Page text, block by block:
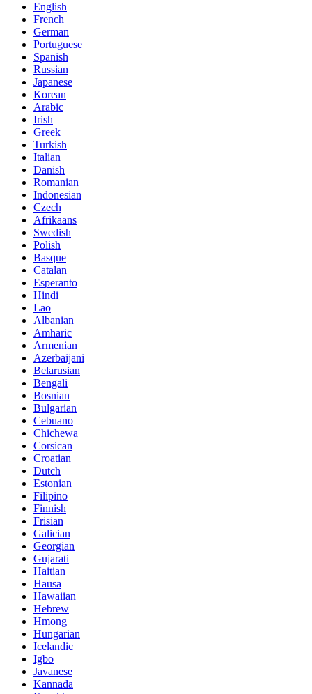
English
French
German
Portuguese
Spanish
Russian
Japanese
Korean
Arabic
Irish
Greek
Turkish
Italian
Danish
Romanian
Indonesian
Czech
Afrikaans
Swedish
Polish
Basque
Catalan
Esperanto
Hindi
Lao
Albanian
Amharic
Armenian
Azerbaijani
Belarusian
Bengali
Bosnian
Bulgarian
Cebuano
Chichewa
Corsican
Croatian
Dutch
Estonian
Filipino
Finnish
Frisian
Galician
Georgian
Gujarati
Haitian
Hausa
Hawaiian
Hebrew
Hmong
Hungarian
Icelandic
Igbo
Javanese
Kannada